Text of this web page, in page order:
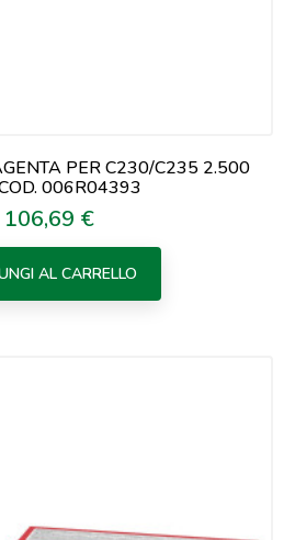
PER C230/C235 2.500
006R04393
Prezzo
106,69 €
AL CARRELLO